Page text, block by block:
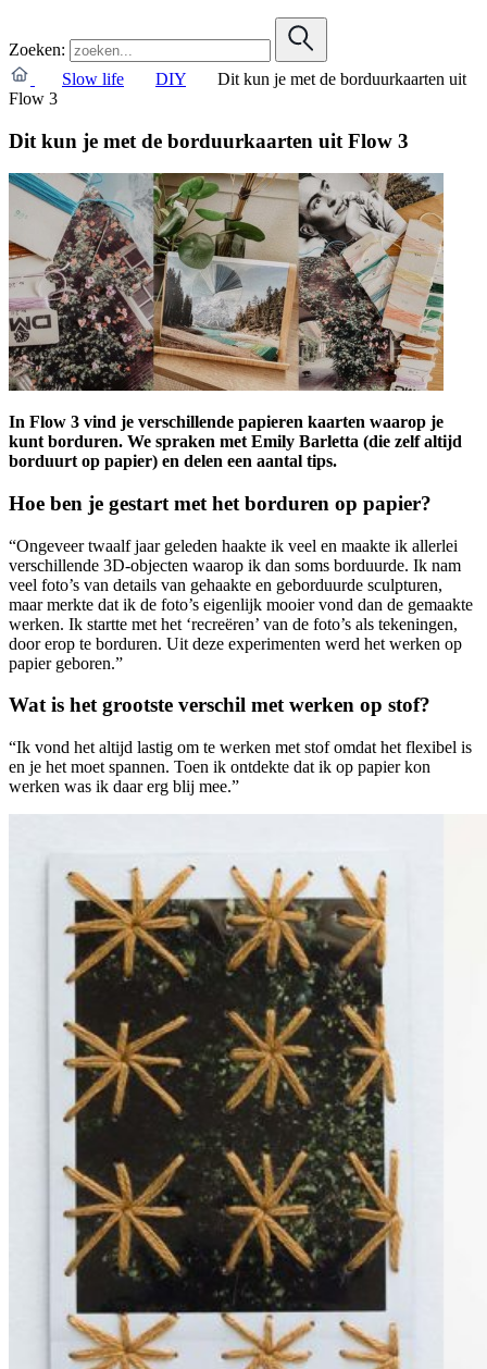
Zoeken:
Slow life
DIY
Dit kun je met de borduurkaarten uit
Flow 3
Dit kun je met de borduurkaarten uit Flow 3
In Flow 3 vind je verschillende papieren kaarten waarop je
kunt borduren. We spraken met Emily Barletta (die zelf altijd
borduurt op papier) en delen een aantal tips.
Hoe ben je gestart met het borduren op papier?
“Ongeveer twaalf jaar geleden haakte ik veel en maakte ik allerlei
verschillende 3D-objecten waarop ik dan soms borduurde. Ik nam
veel foto’s van details van gehaakte en geborduurde sculpturen,
maar merkte dat ik de foto’s eigenlijk mooier vond dan de gemaakte
werken. Ik startte met het ‘recreëren’ van de foto’s als tekeningen,
door erop te borduren. Uit deze experimenten werd het werken op
papier geboren.”
Wat is het grootste verschil met werken op stof?
“Ik vond het altijd lastig om te werken met stof omdat het flexibel is
en je het moet spannen. Toen ik ontdekte dat ik op papier kon
werken was ik daar erg blij mee.”